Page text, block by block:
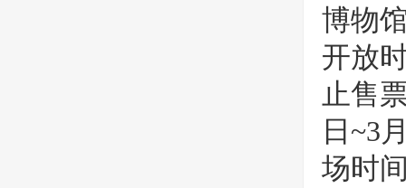
博物
开放
止售
日~3
场时